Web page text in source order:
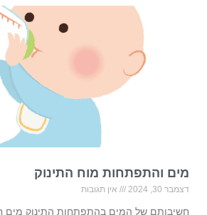
מים והתפתחות מוח התינוק
דצמבר 30, 2024 אין תגובות
חשיבותם של המים בהתפתחות התינוק מים